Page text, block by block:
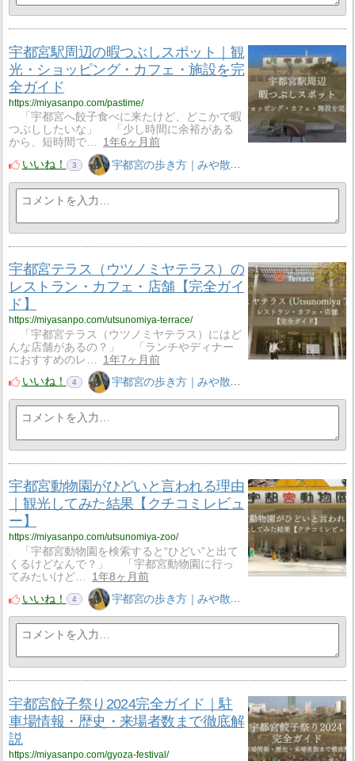
宇都宮駅周辺の暇つぶしスポット｜観
光・ショッピング・カフェ・施設を完
全ガイド
https://miyasanpo.com/pastime/
「宇都宮へ餃子食べに来たけど、どこかで暇
つぶししたいな」 「少し時間に余裕がある
から、短時間で…
1年6ヶ月前
いいね！
3 宇都宮の歩き方｜みや散歩
宇都宮テラス（ウツノミヤテラス）の
レストラン・カフェ・店舗【完全ガイ
ド】
https://miyasanpo.com/utsunomiya-terrace/
「宇都宮テラス（ウツノミヤテラス）にはど
んな店舗があるの？」 「ランチやディナー
におすすめのレ…
1年7ヶ月前
いいね！
4 宇都宮の歩き方｜みや散歩
宇都宮動物園がひどいと言われる理由
｜観光してみた結果【クチコミレビュ
ー】
https://miyasanpo.com/utsunomiya-zoo/
「宇都宮動物園を検索すると“ひどい”と出て
くるけどなんで？」 「宇都宮動物園に行っ
てみたいけど…
1年8ヶ月前
いいね！
4 宇都宮の歩き方｜みや散歩
宇都宮餃子祭り2024完全ガイド｜駐
車場情報・歴史・来場者数まで徹底解
説
https://miyasanpo.com/gyoza-festival/